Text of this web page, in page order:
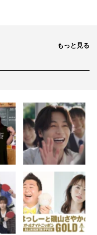
情報なんだから。やっ
学に来たな～と思いま
からね。
、賛美歌歌って終わる
生がパイプオルガンを
聴きに来たりしてまし
懐かしいですよ。校舎
もっと見る